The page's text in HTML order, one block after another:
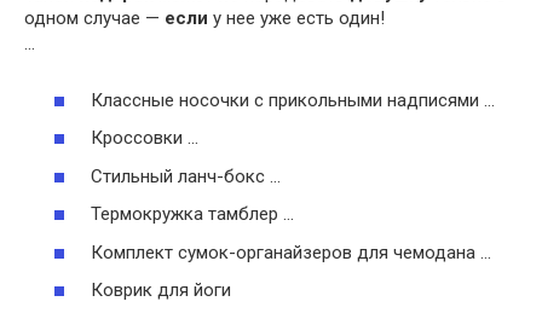
одном случае — если у нее уже есть один!
…
Классные носочки с прикольными надписями …
Кроссовки …
Стильный ланч-бокс …
Термокружка тамблер …
Комплект сумок-органайзеров для чемодана …
Коврик для йоги